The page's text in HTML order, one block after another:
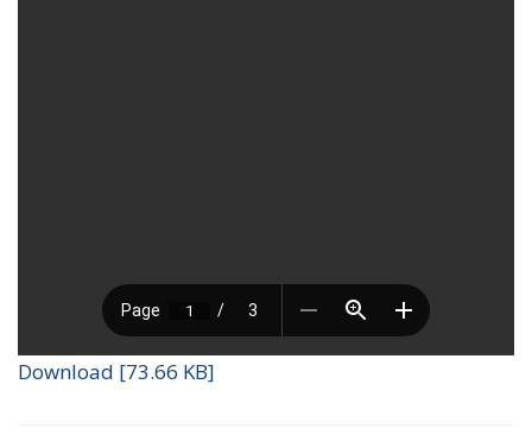
Download [73.66 KB]